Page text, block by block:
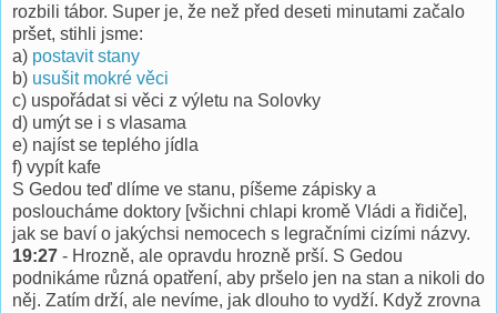
rozbili tábor. Super je, že než před deseti minutami začalo
pršet, stihli jsme:
a) postavit stany
b) usušit mokré věci
c) uspořádat si věci z výletu na Solovky
d) umýt se i s vlasama
e) najíst se teplého jídla
f) vypít kafe
S Gedou teď dlíme ve stanu, píšeme zápisky a
posloucháme doktory [všichni chlapi kromě Vládi a řidiče],
jak se baví o jakýchsi nemocech s legračními cizími názvy.
19:27 - Hrozně, ale opravdu hrozně prší. S Gedou
podnikáme různá opatření, aby pršelo jen na stan a nikoli do
něj. Zatím drží, ale nevíme, jak dlouho to vydží. Když zrovna